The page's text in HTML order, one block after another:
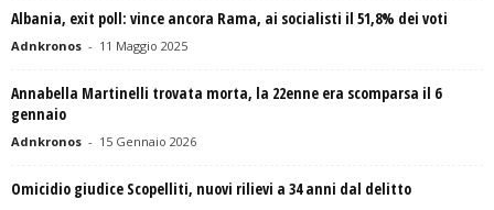
Albania, exit poll: vince ancora Rama, ai socialisti il 51,8% dei voti
Adnkronos - 11 Maggio 2025
Annabella Martinelli trovata morta, la 22enne era scomparsa il 6
gennaio
Adnkronos - 15 Gennaio 2026
Omicidio giudice Scopelliti, nuovi rilievi a 34 anni dal delitto